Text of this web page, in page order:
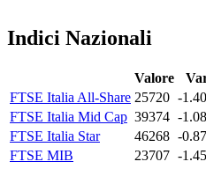
Indici Nazionali
Valore
FTSE Italia All-Share 25720 -
FTSE Italia Mid Cap 39374 -
FTSE Italia Star
46268 -
FTSE MIB
23707 -